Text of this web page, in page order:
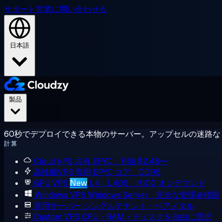
サポート営業に問い合わせる
日本語
60秒でデプロイできる本物のサーバー。アップセルの迷路
計算
Cloud VPS 共有 EPYC、月額 $2.48〜
高性能VPS 専用 EPYC コア、DDR5
GPU VPS New L4、L40S、H100 オンデマンド
Windows VPS Windows Server、完全な管理者権限
専用サーバー シングルテナント・ベアメタル
Custom VPS CPU・RAM・ディスクを自由に選択